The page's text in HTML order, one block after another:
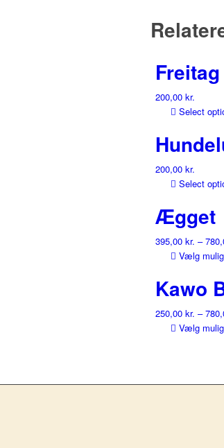
Freitag
200,00 kr.
Select
200,00 kr.
Select
Ægget
395,00 kr. –
Vælg
Kawo
250,00 kr. –
Vælg